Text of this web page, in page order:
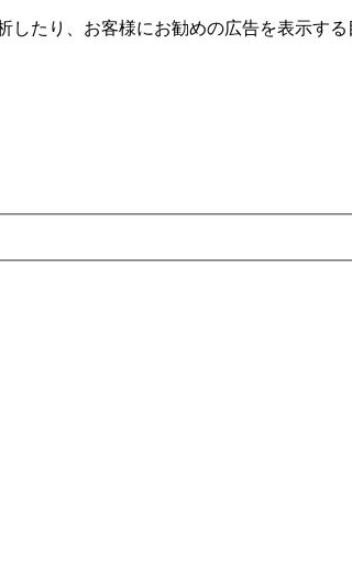
たり、お客様にお勧めの広告を表⽰す